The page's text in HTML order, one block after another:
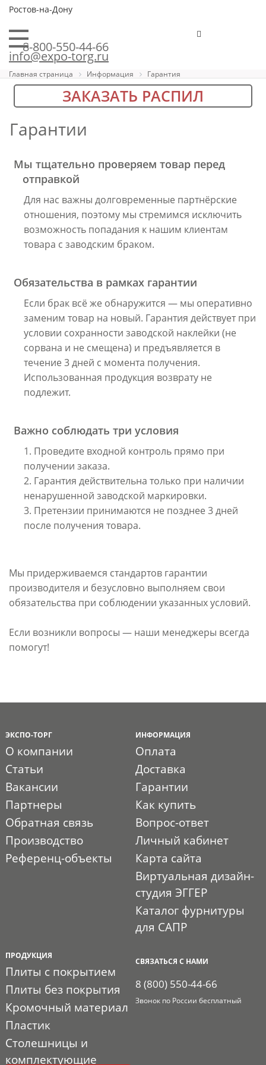
Ростов-на-Дону
8-800-550-44-66
info@expo-torg.ru
Главная страница Информация Гарантия
Гарантии
ЗАКАЗАТЬ РАСПИЛ
Мы тщательно проверяем товар перед
отправкой
Для нас важны долговременные партнёрские
отношения, поэтому мы стремимся исключить
возможность попадания к нашим клиентам
товара с заводским браком.
Обязательства в рамках гарантии
Если брак всё же обнаружится — мы оперативно
заменим товар на новый. Гарантия действует при
условии сохранности заводской наклейки (не
сорвана и не смещена) и предъявляется в
течение 3 дней с момента получения.
Использованная продукция возврату не
подлежит.
Важно соблюдать три условия
1. Проведите входной контроль прямо при
получении заказа.
2. Гарантия действительна только при наличии
ненарушенной заводской маркировки.
3. Претензии принимаются не позднее 3 дней
после получения товара.
Мы придерживаемся стандартов гарантии
производителя и безусловно выполняем свои
обязательства при соблюдении указанных условий.
Если возникли вопросы — наши менеджеры всегда
помогут!
ЭКСПО-ТОРГ
О компании
Статьи
Вакансии
Партнеры
Обратная связь
Производство
Референц-объекты
ИНФОРМАЦИЯ
Оплата
Доставка
Гарантии
Как купить
Вопрос-ответ
Личный кабинет
Карта сайта
Виртуальная дизайн-
студия ЭГГЕР
Каталог фурнитуры
для САПР
ПРОДУКЦИЯ
Плиты с покрытием
Плиты без покрытия
Кромочный материал
Пластик
Столешницы и
комплектующие
СВЯЗАТЬСЯ С НАМИ
8 (800) 550-44-66
Звонок по России бесплатный